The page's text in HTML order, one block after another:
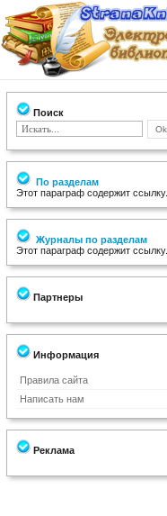
Поиск
По разделам
Этот параграф содержит ссылку.
Журналы по разделам
Этот параграф содержит ссылку.
Партнеры
Информация
Правила сайта
Написать нам
Реклама